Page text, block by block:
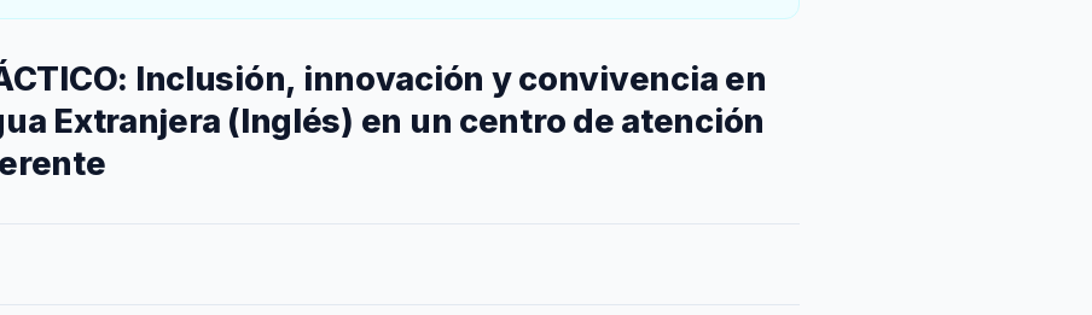
Inclusión, innovación y convivencia en
Extranjera (Inglés) en un centro de atención